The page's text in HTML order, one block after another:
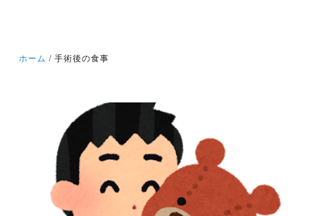
ホーム 手術後の食事